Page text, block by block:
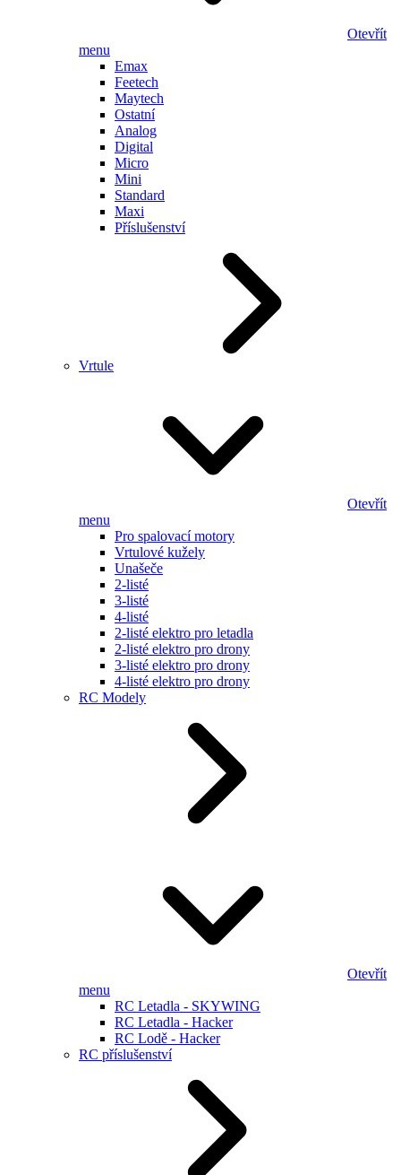
Otevřít
menu
Emax
Feetech
Maytech
Ostatní
Analog
Digital
Micro
Mini
Standard
Maxi
Příslušenství
Vrtule
Otevřít
menu
Pro spalovací motory
Vrtulové kužely
Unašeče
2-listé
3-listé
4-listé
2-listé elektro pro letadla
2-listé elektro pro drony
3-listé elektro pro drony
4-listé elektro pro drony
RC Modely
Otevřít
menu
RC Letadla - SKYWING
RC Letadla - Hacker
RC Lodě - Hacker
RC příslušenství